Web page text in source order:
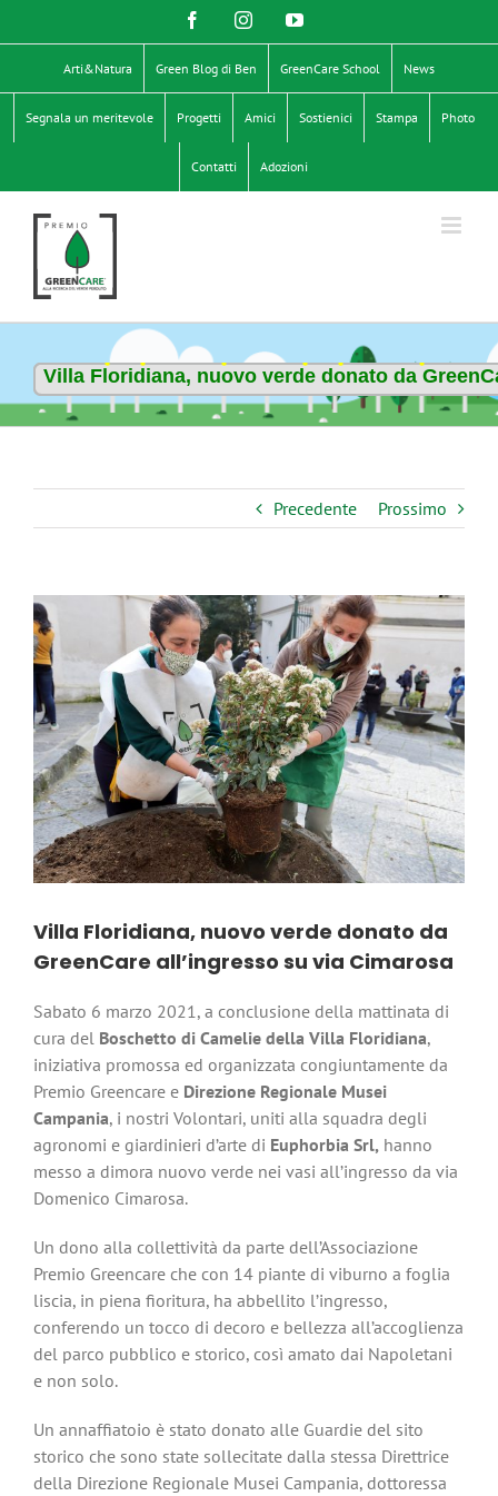
al
contenuto
FacebookInstagramYouTube
Arti&Natura Green Blog di Ben GreenCare School News
Segnala un meritevole Progetti Amici Sostienici Stampa Photo
Contatti Adozioni
Villa Floridiana, nuovo verde donato da
Precedente Prossimo
Ingrandisci
immagine
Villa Floridiana, nuovo verde donato da
GreenCare all’ingresso su via Cimarosa
Sabato 6 marzo 2021, a conclusione della mattinata di
cura del Boschetto di Camelie della Villa Floridiana,
iniziativa promossa ed organizzata congiuntamente da
Premio Greencare e Direzione Regionale Musei
Campania, i nostri Volontari, uniti alla squadra degli
agronomi e giardinieri d’arte di Euphorbia Srl, hanno
messo a dimora nuovo verde nei vasi all’ingresso da via
Domenico Cimarosa.
Un dono alla collettività da parte dell’Associazione
Premio Greencare che con 14 piante di viburno a foglia
liscia, in piena fioritura, ha abbellito l’ingresso,
conferendo un tocco di decoro e bellezza all’accoglienza
del parco pubblico e storico, così amato dai Napoletani
e non solo.
Un annaffiatoio è stato donato alle Guardie del sito
storico che sono state sollecitate dalla stessa Direttrice
della Direzione Regionale Musei Campania, dottoressa